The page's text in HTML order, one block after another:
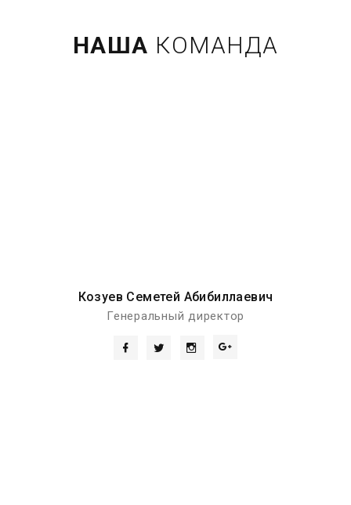
НАША КОМАНДА
Козуев Семетей Абибиллаевич
Генеральный директор